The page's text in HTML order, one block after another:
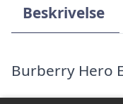
Beskrivelse
Burberry Hero